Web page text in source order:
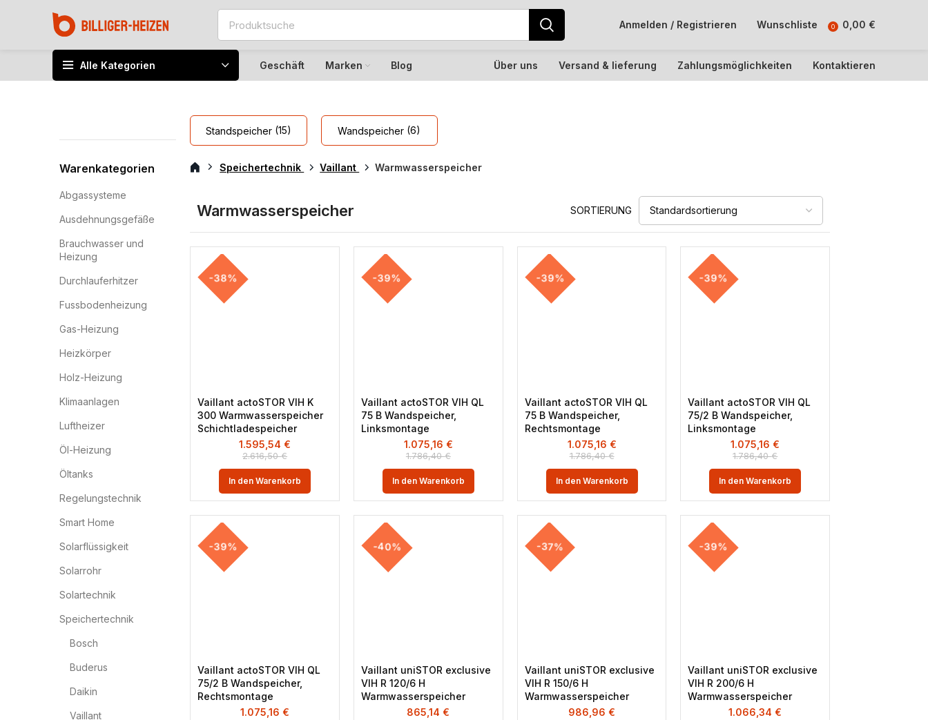
Anmelden / Registrieren Wunschliste 0 0,00 €
Alle Kategorien Geschäft Marken Blog Über uns Versand & lieferung Zahlungsmöglichkeiten Kontaktieren
Warenkategorien
Abgassysteme
Ausdehnungsgefäße
Brauchwasser und
Heizung
Durchlauferhitzer
Fussbodenheizung
Gas-Heizung
Heizkörper
Holz-Heizung
Klimaanlagen
Luftheizer
Öl-Heizung
Öltanks
Regelungstechnik
Smart Home
Solarflüssigkeit
Solarrohr
Solartechnik
Speichertechnik
Bosch
Buderus
Daikin
Vaillant
Standspeicher(15) Wandspeicher (6)
Speichertechnik Vaillant Warmwasserspeicher
Warmwasserspeicher SORTIERUNG
-38%
Vaillant actoSTOR VIH K
300 Warmwasserspeicher
Schichtladespeicher
2.616,50€
1.595,54 €
In den Warenkorb
-39%
Vaillant actoSTOR VIH QL
75 B Wandspeicher,
Linksmontage
1.786,40€
1.075,16 €
In den Warenkorb
-39%
Vaillant actoSTOR VIH QL
75 B Wandspeicher,
Rechtsmontage
1.786,40€
1.075,16 €
In den Warenkorb
-39%
Vaillant actoSTOR VIH QL
75/2 B Wandspeicher,
Linksmontage
1.786,40€
1.075,16 €
In den Warenkorb
-39%
Vaillant actoSTOR VIH QL
75/2 B Wandspeicher,
Rechtsmontage
1.075,16 €
-40%
Vaillant uniSTOR exclusive
VIH R 120/6 H
Warmwasserspeicher
865,14 €
-37%
Vaillant uniSTOR exclusive
VIH R 150/6 H
Warmwasserspeicher
986,96 €
-39%
Vaillant uniSTOR exclusive
VIH R 200/6 H
Warmwasserspeicher
1.066,34 €